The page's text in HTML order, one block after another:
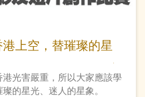
上空，替璀璨的星
光害嚴重，所以大家應該學
的星光、迷人的星象。